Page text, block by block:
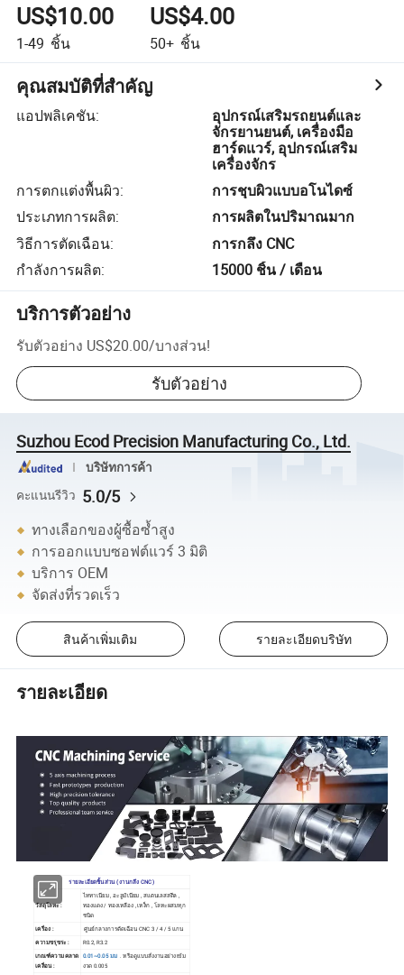
US$10.00
1-49 ชิ้น
US$4.00
50+ ชิ้น
คุณสมบัติที่สำคัญ
แอปพลิเคชัน:
อุปกรณ์เสริมรถยนต์และ
จักรยานยนต์, เครื่องมือ
ฮาร์ดแวร์, อุปกรณ์เสริม
เครื่องจักร
การตกแต่งพื้นผิว:
การชุบผิวแบบอโนไดซ์
ประเภทการผลิต:
การผลิตในปริมาณมาก
วิธีการตัดเฉือน:
การกลึง CNC
กำลังการผลิต: 15000 ชิ้น / เดือน
บริการตัวอย่าง
รับตัวอย่าง US$20.00/บางส่วน!
รับตัวอย่าง
Suzhou Ecod Precision Manufacturing Co., Ltd.
บริษัทการค้า
คะแนนรีวิว 5.0/5
ทางเลือกของผู้ซื้อซ้ำสูง
การออกแบบซอฟต์แวร์ 3 มิติ
บริการ OEM
จัดส่งที่รวดเร็ว
สินค้าเพิ่มเติม รายละเอียดบริษัท
รายละเอียด
รายละเอียดชิ้นส่วน ( งานกลึง CNC )
วัสดุโลหะ :
ไททาเนียม , อะลูมิเนียม , สแตนเลสสตีล ,
ทองแดง / ทองเหลือง , เหล็ก , โลหะผสมทุก
ชนิด
เครื่อง :
ศูนย์กลางการตัดเฉือน CNC 3 / 4 / 5 แกน
ความขรุขระ :
R0.2, R3.2
เกณฑ์ความคลาด
เคลื่อน :
0.01~0.05 มม . หรือดูแบบสั่งงานอย่างเข้ม
งวด 0.005